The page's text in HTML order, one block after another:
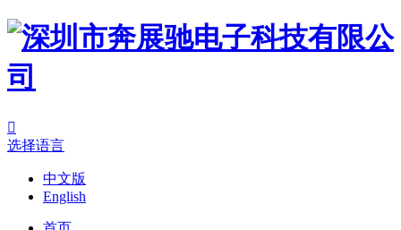

选择语言
中文版
English